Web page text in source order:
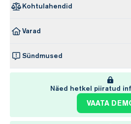
Kohtulahendid
Varad
Sündmused
Näed hetkel piiratud
VAATA